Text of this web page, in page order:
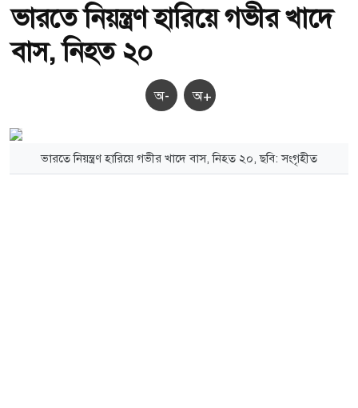
ভারতে নিয়ন্ত্রণ হারিয়ে গভীর খাদে
বাস, নিহত ২০
অ- অ+
ভারতে নিয়ন্ত্রণ হারিয়ে গভীর খাদে বাস, নিহত ২০, ছবি: সংগৃহীত